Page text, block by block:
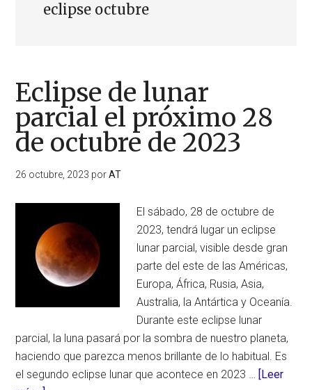
eclipse octubre
Eclipse de lunar
parcial el próximo 28
de octubre de 2023
26 octubre, 2023 porAT
El sábado, 28 de octubre de
2023, tendrá lugar un eclipse
lunar parcial, visible desde gran
parte del este de las Américas,
Europa, África, Rusia, Asia,
Australia, la Antártica y Oceanía.
Durante este eclipse lunar
parcial, la luna pasará por la sombra de nuestro planeta,
haciendo que parezca menos brillante de lo habitual. Es
el segundo eclipse lunar que acontece en 2023 … [Leer